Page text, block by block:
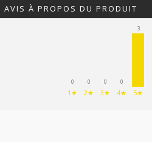
AVIS À PROPOS DU PRODUIT
0
1★
0
2★
0
3★
0
4★
3
5★